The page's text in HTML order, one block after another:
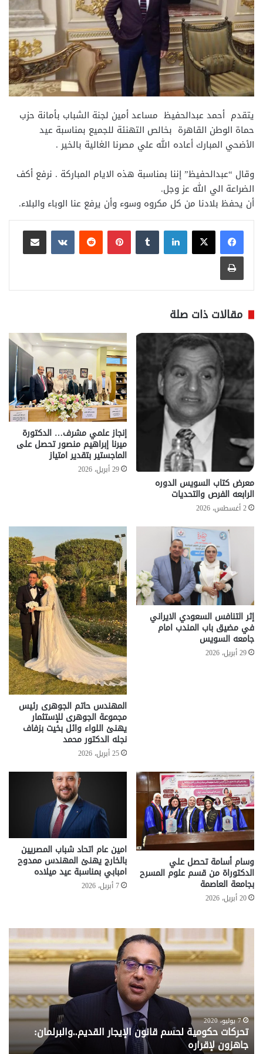
يتقدم أحمد عبدالحفيظ مساعد أمين لجنة الشباب بأمانة حزب
حماة الوطن القاهرة بخالص التهنئة للجميع بمناسبة عيد
الأضحي المبارك أعاده الله علي مصرنا الغالية بالخير .
وقال “عبدالحفيظ” إننا بمناسبة هذه الايام المباركة . نرفع أكف
الضراعة الي الله عز وجل.
أن يحفظ بلادنا من كل مكروه وسوء وأن يرفع عنا الوباء والبلاء.
لينكدإن بينتيريست
مشاركة عبر البريد
طباعة
مقالات ذات صلة
معرض كتاب السويس الدوره
الرابعه الفرص والتحديات
2 أغسطس، 2026
إنجاز علمي مشرف… الدكتورة
ميرنا إبراهيم منصور تحصل على
الماجستير بتقدير امتياز
29 أبريل، 2026
إثر التنافس السعودي الايراني
في مضيق باب المندب امام
جامعه السويس
29 أبريل، 2026
المهندس حاتم الجوهرى رئيس
مجموعة الجوهرى للإستثمار
يهنئ اللواء وائل بخيت بزفاف
نجله الدكتور محمد
25 أبريل، 2026
وسام أسامة تحصل علي
الدكتوراة من قسم علوم المسرح
بجامعة العاصمة
20 أبريل، 2026
امين عام اتحاد شباب المصريين
بالخارج يهنئ المهندس ممدوح
امبابي بمناسبة عيد ميلاده
7 أبريل، 2026
تحركات
حكومية
لحسم
قانون
القديم..والبرلمان:
جاهزون
لإقراره
7 يوليو، 2020
تحركات حكومية لحسم قانون الإيجار القديم..والبرلمان:
جاهزون لإقراره
..
من